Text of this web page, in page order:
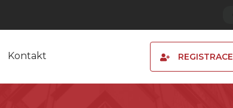
Kontakt REGISTRACE